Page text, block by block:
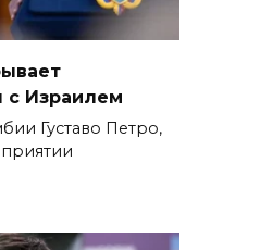
с Израилем
Густаво Петро,